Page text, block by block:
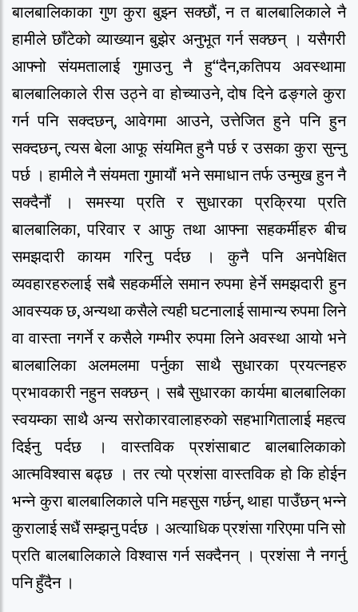
बालबालिकाका गुण कुरा बुझ्न सक्छौं, न त बालबालिकाले नै
हामीले छाँटेको व्याख्यान बुझेर अनुभूत गर्न सक्छन् । यसैगरी
आफ्नो संयमतालाई गुमाउनु नै हु“दैन,कतिपय अवस्थामा
बालबालिकाले रीस उठ्ने वा होच्याउने, दोष दिने ढङ्गले कुरा
गर्न पनि सक्दछन्, आवेगमा आउने, उत्तेजित हुने पनि हुन
सक्दछन्, त्यस बेला आफू संयमित हुनै पर्छ र उसका कुरा सुन्नु
पर्छ । हामीले नै संयमता गुमायौं भने समाधान तर्फ उन्मुख हुन नै
सक्दैनौं । समस्या प्रति र सुधारका प्रक्रिया प्रति
बालबालिका, परिवार र आफु तथा आफ्ना सहकर्मीहरु बीच
समझदारी कायम गरिनु पर्दछ । कुनै पनि अनपेक्षित
व्यवहारहरुलाई सबै सहकर्मीले समान रुपमा हेर्ने समझदारी हुन
आवस्यक छ, अन्यथा कसैले त्यही घटनालाई सामान्य रुपमा लिने
वा वास्ता नगर्ने र कसैले गम्भीर रुपमा लिने अवस्था आयो भने
बालबालिका अलमलमा पर्नुका साथै सुधारका प्रयत्नहरु
प्रभावकारी नहुन सक्छन् । सबै सुधारका कार्यमा बालबालिका
स्वयम्का साथै अन्य सरोकारवालाहरुको सहभागितालाई महत्व
दिईनु पर्दछ । वास्तविक प्रशंसाबाट बालबालिकाको
आत्मविश्वास बढ्छ । तर त्यो प्रशंसा वास्तविक हो कि होईन
भन्ने कुरा बालबालिकाले पनि महसुस गर्छन्, थाहा पाउँछन् भन्ने
कुरालाई सधैं सम्झनु पर्दछ । अत्याधिक प्रशंसा गरिएमा पनि सो
प्रति बालबालिकाले विश्वास गर्न सक्दैनन् । प्रशंसा नै नगर्नु
पनि हुँदैन ।